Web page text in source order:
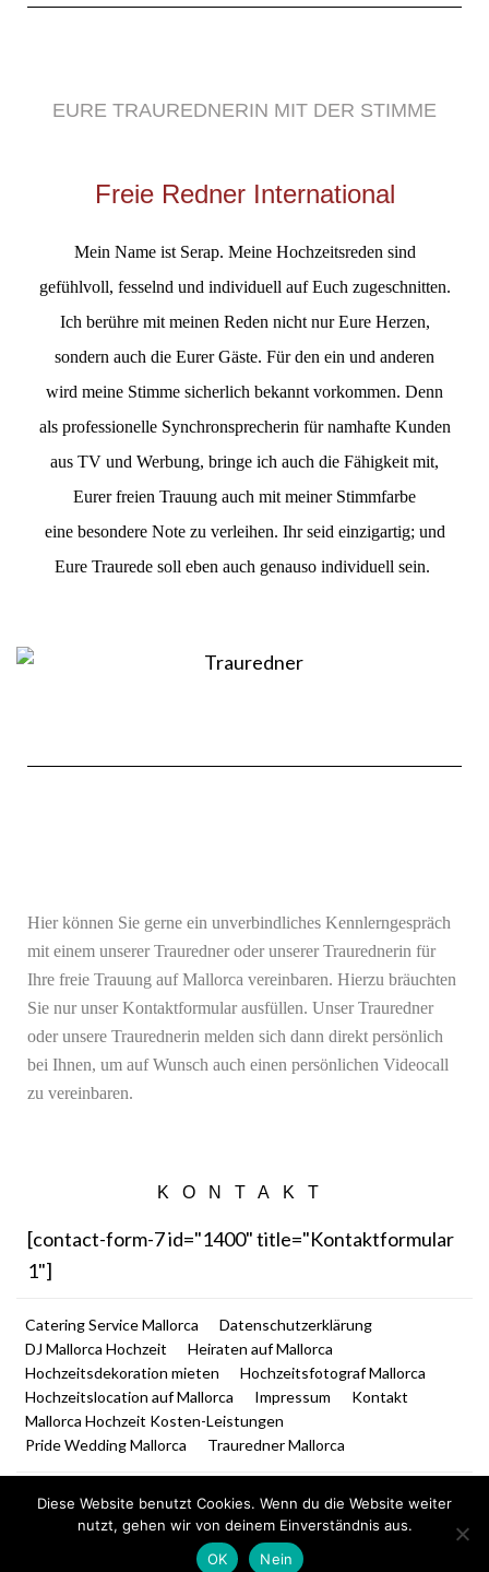
EURE TRAUREDNERIN MIT DER STIMME
Freie Redner International
Mein Name ist Serap. Meine Hochzeitsreden sind
gefühlvoll, fesselnd und individuell auf Euch zugeschnitten.
Ich berühre mit meinen Reden nicht nur Eure Herzen,
sondern auch die Eurer Gäste. Für den ein und anderen
wird meine Stimme sicherlich bekannt vorkommen. Denn
als professionelle Synchronsprecherin für namhafte Kunden
aus TV und Werbung, bringe ich auch die Fähigkeit mit,
Eurer freien Trauung auch mit meiner Stimmfarbe
eine besondere Note zu verleihen. Ihr seid einzigartig; und
Eure Traurede soll eben auch genauso individuell sein.
Hier können Sie gerne ein unverbindliches Kennlerngespräch
mit einem unserer Trauredner oder unserer Traurednerin für
Ihre freie Trauung auf Mallorca vereinbaren. Hierzu bräuchten
Sie nur unser Kontaktformular ausfüllen. Unser Trauredner
oder unsere Traurednerin melden sich dann direkt persönlich
bei Ihnen, um auf Wunsch auch einen persönlichen Videocall
zu vereinbaren.
KONTAKT
[contact-form-7 id="1400" title="Kontaktformular
1"]
Catering Service Mallorca
Datenschutzerklärung
DJ Mallorca Hochzeit
Heiraten auf Mallorca
Hochzeitsdekoration mieten
Hochzeitsfotograf Mallorca
Hochzeitslocation auf Mallorca
Impressum
Kontakt
Mallorca Hochzeit Kosten-Leistungen
Pride Wedding Mallorca
Trauredner Mallorca
Diese Website benutzt Cookies. Wenn du die Website weiter
nutzt, gehen wir von deinem Einverständnis aus.
OK
Nein